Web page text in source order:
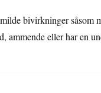
bivirkninger såsom
ammende eller har en